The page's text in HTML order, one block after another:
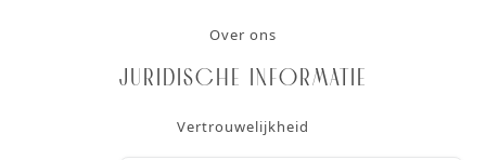
Over ons
Juridische informatie
Vertrouwelijkheid